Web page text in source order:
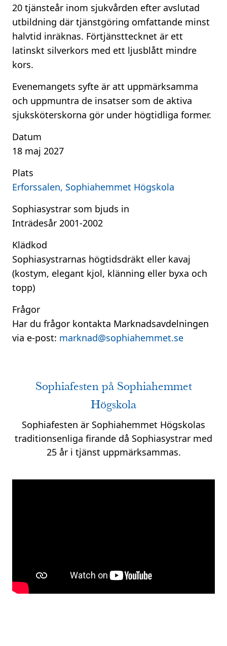
20 tjänsteår inom sjukvården efter avslutad
utbildning där tjänstgöring omfattande minst
halvtid inräknas. Förtjänsttecknet är ett
latinskt silverkors med ett ljusblått mindre
kors.
Evenemangets syfte är att uppmärksamma
och uppmuntra de insatser som de aktiva
sjuksköterskorna gör under högtidliga former.
Datum
18 maj 2027
Plats
Erforssalen, Sophiahemmet Högskola
Sophiasystrar som bjuds in
Inträdesår 2001-2002
Klädkod
Sophiasystrarnas högtidsdräkt eller kavaj
(kostym, elegant kjol, klänning eller byxa och
topp)
Frågor
Har du frågor kontakta Marknadsavdelningen
via e-post: marknad@sophiahemmet.se
Sophiafesten på Sophiahemmet
Högskola
Sophiafesten är Sophiahemmet Högskolas
traditionsenliga firande då Sophiasystrar med
25 år i tjänst uppmärksammas.